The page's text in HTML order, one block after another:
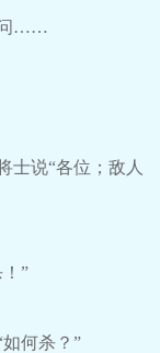
问……
士说“各位；敌人
”
何杀？”